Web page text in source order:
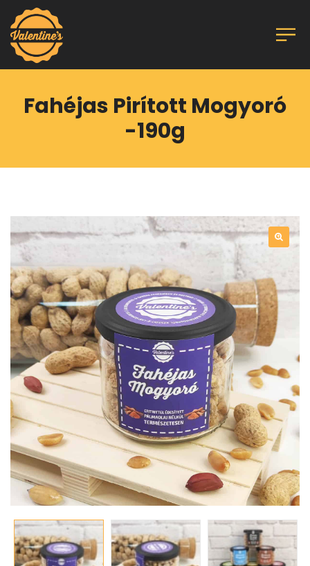
Fahéjas Pirított Mogyoró
-190g